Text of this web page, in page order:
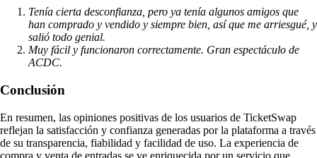
Tenía cierta desconfianza, pero ya tenía algunos amigos que
han comprado y vendido y siempre bien, así que me arriesgué, y
salió todo genial.
Muy fácil y funcionaron correctamente. Gran espectáculo de
ACDC.
Conclusión
En resumen, las opiniones positivas de los usuarios de TicketSwap
reflejan la satisfacción y confianza generadas por la plataforma a través
de su transparencia, fiabilidad y facilidad de uso. La experiencia de
compra y venta de entradas se ve enriquecida por un servicio que